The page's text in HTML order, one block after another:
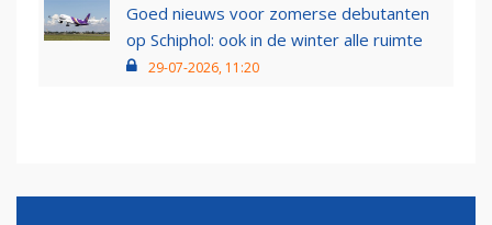
Goed nieuws voor zomerse debutanten
op Schiphol: ook in de winter alle ruimte
29-07-2026, 11:20